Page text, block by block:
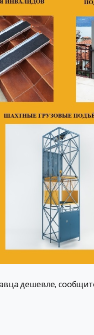
дешевле,